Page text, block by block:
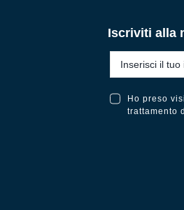
Iscriviti alla
Ho preso
trattamento